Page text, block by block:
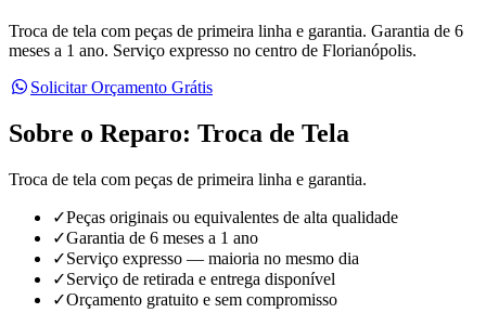
Troca de tela com peças de primeira linha e garantia. Garantia de 6
meses a 1 ano. Serviço expresso no centro de Florianópolis.
Solicitar Orçamento Grátis
Sobre o Reparo: Troca de Tela
Troca de tela com peças de primeira linha e garantia.
✓Peças originais ou equivalentes de alta qualidade
✓Garantia de 6 meses a 1 ano
✓Serviço expresso — maioria no mesmo dia
✓Serviço de retirada e entrega disponível
✓Orçamento gratuito e sem compromisso